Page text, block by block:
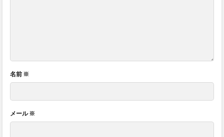
名前 ※
メール※